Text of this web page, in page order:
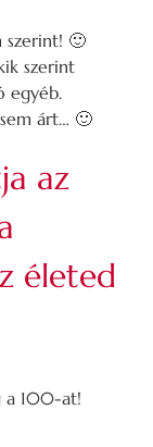
szerint! 🙂
szerint
egyéb.
árt… 🙂
az
életed
a 100-at!